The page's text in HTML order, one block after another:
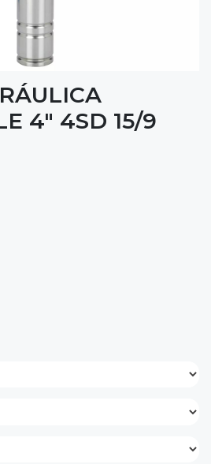
4" 4SD 15/9